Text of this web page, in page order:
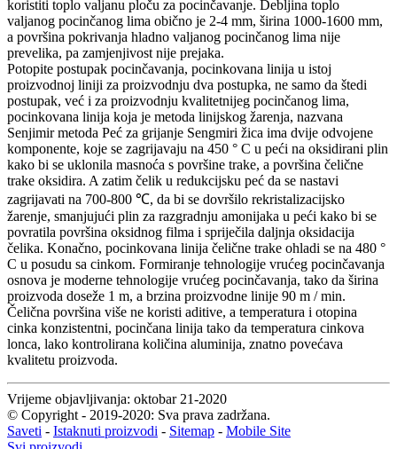
koristiti toplo valjanu ploču za pocinčavanje. Debljina toplo
valjanog pocinčanog lima obično je 2-4 mm, širina 1000-1600 mm,
a površina pokrivanja hladno valjanog pocinčanog lima nije
prevelika, pa zamjenjivost nije prejaka.
Potopite postupak pocinčavanja, pocinkovana linija u istoj
proizvodnoj liniji za proizvodnju dva postupka, ne samo da štedi
postupak, već i za proizvodnju kvalitetnijeg pocinčanog lima,
pocinkovana linija koja je metoda linijskog žarenja, nazvana
Senjimir metoda Peć za grijanje Sengmiri žica ima dvije odvojene
komponente, koje se zagrijavaju na 450 ° C u peći na oksidirani plin
kako bi se uklonila masnoća s površine trake, a površina čelične
trake oksidira. A zatim čelik u redukcijsku peć da se nastavi
zagrijavati na 700-800 ℃, da bi se dovršilo rekristalizacijsko
žarenje, smanjujući plin za razgradnju amonijaka u peći kako bi se
povratila površina oksidnog filma i spriječila daljnja oksidacija
čelika. Konačno, pocinkovana linija čelične trake ohladi se na 480 °
C u posudu sa cinkom. Formiranje tehnologije vrućeg pocinčavanja
osnova je moderne tehnologije vrućeg pocinčavanja, tako da širina
proizvoda doseže 1 m, a brzina proizvodne linije 90 m / min.
Čelična površina više ne koristi aditive, a temperatura i otopina
cinka konzistentni, pocinčana linija tako da temperatura cinkova
lonca, lako kontrolirana količina aluminija, znatno povećava
kvalitetu proizvoda.
Vrijeme objavljivanja: oktobar 21-2020
© Copyright - 2019-2020: Sva prava zadržana.
Saveti - Istaknuti proizvodi - Sitemap - Mobile Site